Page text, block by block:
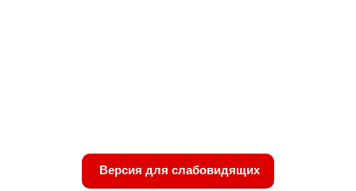
Версия для слабовидящих